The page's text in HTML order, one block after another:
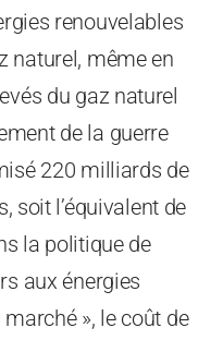
renouvelables
naturel, même en
du gaz naturel
de la guerre
220 milliards de
soit l’équivalent de
la politique de
aux énergies
», le coût de